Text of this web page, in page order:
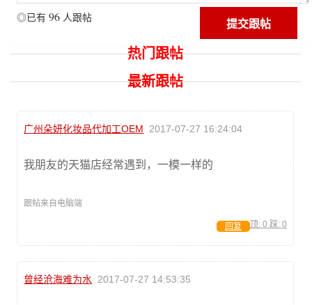
◎已有 96 人跟帖
热门跟帖
最新跟帖
广州朵妍化妆品代加工OEM 2017-07-27 16:24:04
我朋友的天猫店经常遇到，一模一样的
跟帖来自电脑端
顶: 0 踩: 0
回复
曾经沧海难为水 2017-07-27 14:53:35